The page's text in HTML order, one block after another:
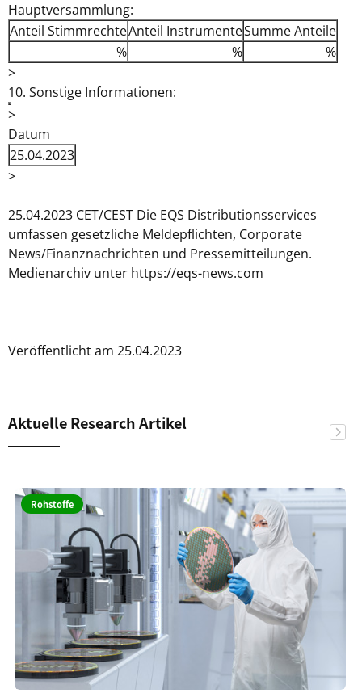
Hauptversammlung:
Anteil StimmrechteAnteil InstrumenteSumme Anteile
%
%
%
>
10. Sonstige Informationen:
>
Datum
25.04.2023
>
25.04.2023 CET/CEST Die EQS Distributionsservices
umfassen gesetzliche Meldepflichten, Corporate
News/Finanznachrichten und Pressemitteilungen.
Medienarchiv unter https://eqs-news.com
Veröffentlicht am 25.04.2023
Aktuelle Research Artikel
Rohstoffe